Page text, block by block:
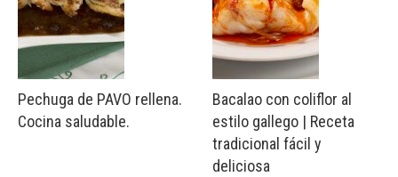
Pechuga de PAVO rellena.
Cocina saludable.
Bacalao con coliflor al
estilo gallego | Receta
tradicional fácil y
deliciosa